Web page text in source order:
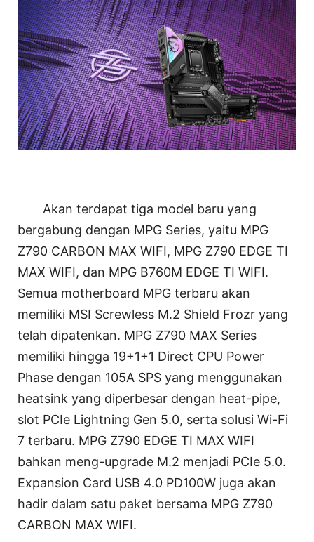
Akan terdapat tiga model baru yang
bergabung dengan MPG Series, yaitu MPG
Z790 CARBON MAX WIFI, MPG Z790 EDGE TI
MAX WIFI, dan MPG B760M EDGE TI WIFI.
Semua motherboard MPG terbaru akan
memiliki MSI Screwless M.2 Shield Frozr yang
telah dipatenkan. MPG Z790 MAX Series
memiliki hingga 19+1+1 Direct CPU Power
Phase dengan 105A SPS yang menggunakan
heatsink yang diperbesar dengan heat-pipe,
slot PCIe Lightning Gen 5.0, serta solusi Wi-Fi
7 terbaru. MPG Z790 EDGE TI MAX WIFI
bahkan meng-upgrade M.2 menjadi PCIe 5.0.
Expansion Card USB 4.0 PD100W juga akan
hadir dalam satu paket bersama MPG Z790
CARBON MAX WIFI.